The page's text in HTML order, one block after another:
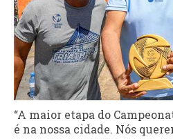
“A maior etapa do
é na nossa cidade. Nós